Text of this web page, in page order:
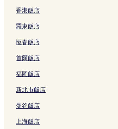
香港飯店
羅東飯店
恆春飯店
首爾飯店
福岡飯店
新北市飯店
曼谷飯店
上海飯店